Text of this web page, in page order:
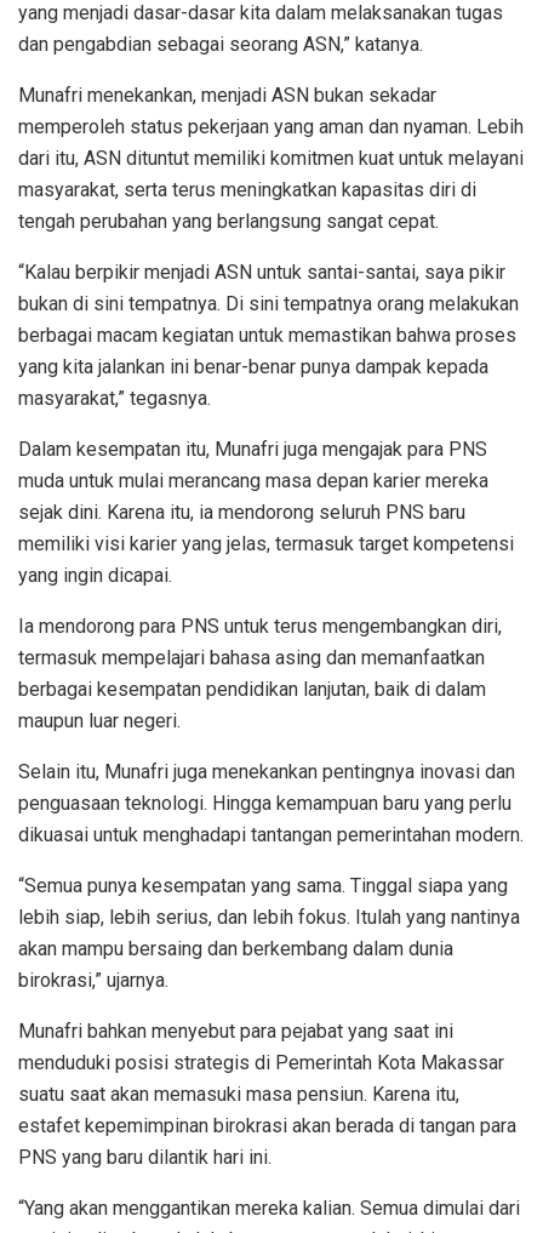
yang menjadi dasar-dasar kita dalam melaksanakan tugas
dan pengabdian sebagai seorang ASN,” katanya.
Munafri menekankan, menjadi ASN bukan sekadar
memperoleh status pekerjaan yang aman dan nyaman. Lebih
dari itu, ASN dituntut memiliki komitmen kuat untuk melayani
masyarakat, serta terus meningkatkan kapasitas diri di
tengah perubahan yang berlangsung sangat cepat.
“Kalau berpikir menjadi ASN untuk santai-santai, saya pikir
bukan di sini tempatnya. Di sini tempatnya orang melakukan
berbagai macam kegiatan untuk memastikan bahwa proses
yang kita jalankan ini benar-benar punya dampak kepada
masyarakat,” tegasnya.
Dalam kesempatan itu, Munafri juga mengajak para PNS
muda untuk mulai merancang masa depan karier mereka
sejak dini. Karena itu, ia mendorong seluruh PNS baru
memiliki visi karier yang jelas, termasuk target kompetensi
yang ingin dicapai.
Ia mendorong para PNS untuk terus mengembangkan diri,
termasuk mempelajari bahasa asing dan memanfaatkan
berbagai kesempatan pendidikan lanjutan, baik di dalam
maupun luar negeri.
Selain itu, Munafri juga menekankan pentingnya inovasi dan
penguasaan teknologi. Hingga kemampuan baru yang perlu
dikuasai untuk menghadapi tantangan pemerintahan modern.
“Semua punya kesempatan yang sama. Tinggal siapa yang
lebih siap, lebih serius, dan lebih fokus. Itulah yang nantinya
akan mampu bersaing dan berkembang dalam dunia
birokrasi,” ujarnya.
Munafri bahkan menyebut para pejabat yang saat ini
menduduki posisi strategis di Pemerintah Kota Makassar
suatu saat akan memasuki masa pensiun. Karena itu,
estafet kepemimpinan birokrasi akan berada di tangan para
PNS yang baru dilantik hari ini.
“Yang akan menggantikan mereka kalian. Semua dimulai dari